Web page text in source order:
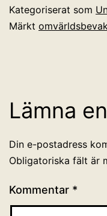
Kategoriserat som
Märkt
Lämna
Din e-postadress
Obligatoriska fält är
Kommentar *